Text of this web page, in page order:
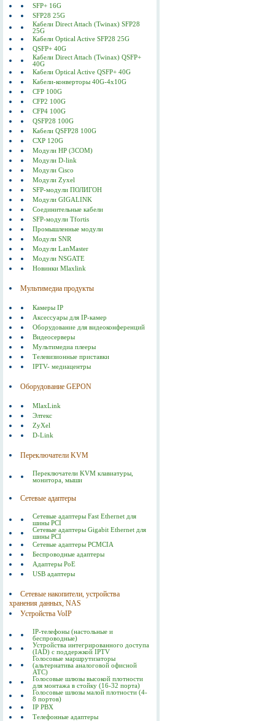
SFP+ 16G
SFP28 25G
Кабели Direct Attach (Twinax) SFP28
25G
Кабели Optical Active SFP28 25G
QSFP+ 40G
Кабели Direct Attach (Twinax) QSFP+
40G
Кабели Optical Active QSFP+ 40G
Кабели-конверторы 40G-4x10G
CFP 100G
CFP2 100G
CFP4 100G
QSFP28 100G
Кабели QSFP28 100G
CXP 120G
Модули HP (3COM)
Модули D-link
Модули Cisco
Модули Zyxel
SFP-модули ПОЛИГОН
Модули GIGALINK
Соединительные кабели
SFP-модули Tfortis
Промышленные модули
Модули SNR
Модули LanMaster
Модули NSGATE
Новинки Mlaxlink
Мультимедиа продукты
Камеры IP
Аксессуары для IP-камер
Оборудование для видеоконференций
Видеосерверы
Мультимедиа плееры
Телевизионные приставки
IPTV- медиацентры
Оборудование GEPON
MlaxLink
Элтекс
ZyXel
D-Link
Переключатели KVM
Переключатели KVM клавиатуры,
монитора, мыши
Сетевые адаптеры
Сетевые адаптеры Fast Ethernet для
шины PCI
Сетевые адаптеры Gigabit Ethernet для
шины PCI
Сетевые адаптеры PCMCIA
Беспроводные адаптеры
Адаптеры РоЕ
USB адаптеры
Сетевые накопители, устройства
хранения данных, NAS
Устройства VoIP
IP-телефоны (настольные и
беспроводные)
Устройства интегрированного доступа
(IAD) с поддержкой IPTV
Голосовые маршрутизаторы
(альтернатива аналоговой офисной
АТС)
Голосовые шлюзы высокой плотности
для монтажа в стойку (16-32 порта)
Голосовые шлюзы малой плотности (4-
8 портов)
IP PBX
Телефонные адаптеры